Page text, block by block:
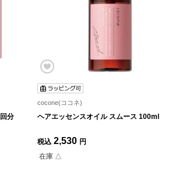
分
cocone(ココネ)
ヘアエッセンスオイル スムース 100ml
税込 2,530 円
在庫 △